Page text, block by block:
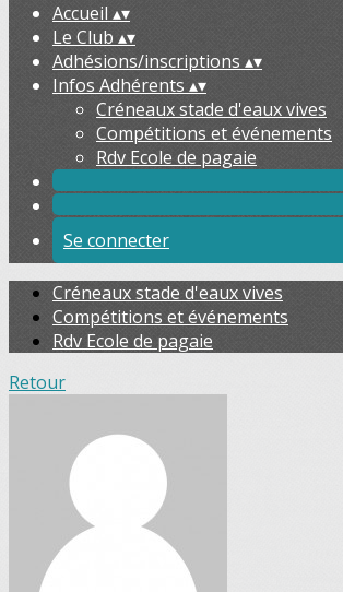
Accueil ▴▾
Le Club ▴▾
Adhésions/inscriptions ▴▾
Infos Adhérents ▴▾
Créneaux stade d'eaux vives
Compétitions et événements
Rdv Ecole de pagaie
Se connecter
Créneaux stade d'eaux vives
Compétitions et événements
Rdv Ecole de pagaie
Retour